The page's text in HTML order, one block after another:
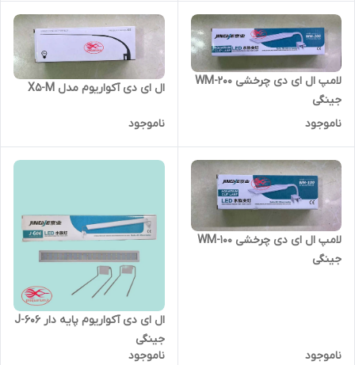
لامپ ال ای دی چرخشی WM-200
جینگی
ناموجود
ال ای دی آکواریوم مدل X5-M
ناموجود
لامپ ال ای دی چرخشی WM-100
جینگی
ناموجود
ال ای دی آکواریوم پایه دار J-606
جینگی
ناموجود